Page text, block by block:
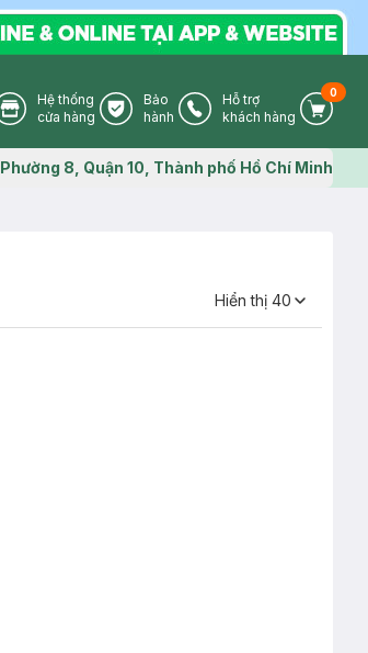
Store Icon
Hệ thống
cửa hàng
Warranty Icon
Bảo
hành
Phone Icon
Hỗ trợ
khách hàng
Cart
0
Map icon
Phường 8, Quận 10, Thành phố Hồ Chí Minh
Hiển thị 40